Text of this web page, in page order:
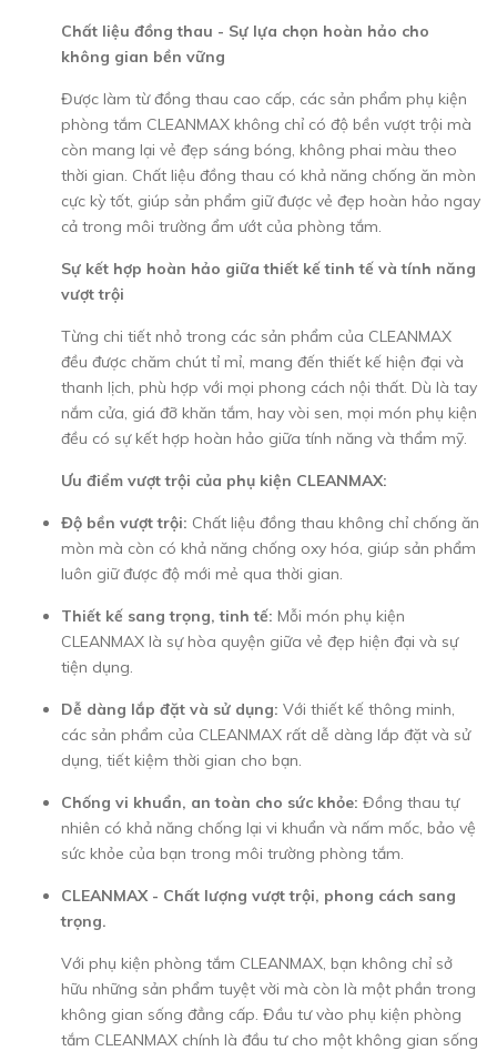
Chất liệu đồng thau - Sự lựa chọn hoàn hảo cho
không gian bền vững
Được làm từ đồng thau cao cấp, các sản phẩm phụ kiện
phòng tắm CLEANMAX không chỉ có độ bền vượt trội mà
còn mang lại vẻ đẹp sáng bóng, không phai màu theo
thời gian. Chất liệu đồng thau có khả năng chống ăn mòn
cực kỳ tốt, giúp sản phẩm giữ được vẻ đẹp hoàn hảo ngay
cả trong môi trường ẩm ướt của phòng tắm.
Sự kết hợp hoàn hảo giữa thiết kế tinh tế và tính năng
vượt trội
Từng chi tiết nhỏ trong các sản phẩm của CLEANMAX
đều được chăm chút tỉ mỉ, mang đến thiết kế hiện đại và
thanh lịch, phù hợp với mọi phong cách nội thất. Dù là tay
nắm cửa, giá đỡ khăn tắm, hay vòi sen, mọi món phụ kiện
đều có sự kết hợp hoàn hảo giữa tính năng và thẩm mỹ.
Ưu điểm vượt trội của phụ kiện CLEANMAX:
Độ bền vượt trội: Chất liệu đồng thau không chỉ chống ăn
mòn mà còn có khả năng chống oxy hóa, giúp sản phẩm
luôn giữ được độ mới mẻ qua thời gian.
Thiết kế sang trọng, tinh tế: Mỗi món phụ kiện
CLEANMAX là sự hòa quyện giữa vẻ đẹp hiện đại và sự
tiện dụng.
Dễ dàng lắp đặt và sử dụng: Với thiết kế thông minh,
các sản phẩm của CLEANMAX rất dễ dàng lắp đặt và sử
dụng, tiết kiệm thời gian cho bạn.
Chống vi khuẩn, an toàn cho sức khỏe: Đồng thau tự
nhiên có khả năng chống lại vi khuẩn và nấm mốc, bảo vệ
sức khỏe của bạn trong môi trường phòng tắm.
CLEANMAX - Chất lượng vượt trội, phong cách sang
trọng.
Với phụ kiện phòng tắm CLEANMAX, bạn không chỉ sở
hữu những sản phẩm tuyệt vời mà còn là một phần trong
không gian sống đẳng cấp. Đầu tư vào phụ kiện phòng
tắm CLEANMAX chính là đầu tư cho một không gian sống